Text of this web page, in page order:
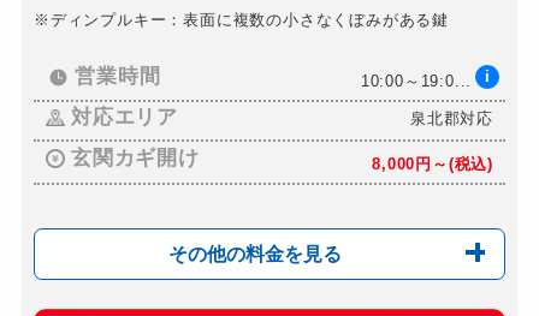
ドアノブカギ作成 別途お見積り
ドアノブカギ交換 別途お見積り
※ディンプルキー：表面に複数の小さなくぼみがある鍵
営業時間 10:00～19:0... i
対応エリア 泉北郡対応
玄関カギ開け 8,000円～(税込)
その他の料金を見る